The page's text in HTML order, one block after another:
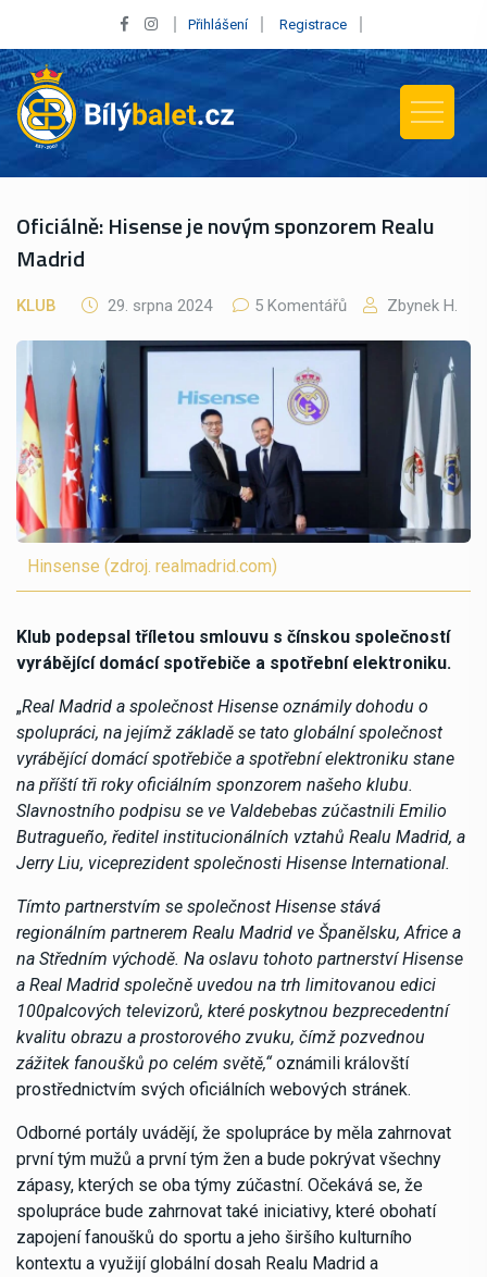
Přihlášení Registrace
Oficiálně: Hisense je novým sponzorem Realu
Madrid
KLUB 29. srpna 2024 5 Komentářů Zbynek H.
Hinsense (zdroj. realmadrid.com)
Klub podepsal tříletou smlouvu s čínskou společností
vyrábějící domácí spotřebiče a spotřební elektroniku.
„Real Madrid a společnost Hisense oznámily dohodu o
spolupráci, na jejímž základě se tato globální společnost
vyrábějící domácí spotřebiče a spotřební elektroniku stane
na příští tři roky oficiálním sponzorem našeho klubu.
Slavnostního podpisu se ve Valdebebas zúčastnili Emilio
Butragueño, ředitel institucionálních vztahů Realu Madrid, a
Jerry Liu, viceprezident společnosti Hisense International.
Tímto partnerstvím se společnost Hisense stává
regionálním partnerem Realu Madrid ve Španělsku, Africe a
na Středním východě. Na oslavu tohoto partnerství Hisense
a Real Madrid společně uvedou na trh limitovanou edici
100palcových televizorů, které poskytnou bezprecedentní
kvalitu obrazu a prostorového zvuku, čímž pozvednou
zážitek fanoušků po celém světě,“oznámili královští
prostřednictvím svých oficiálních webových stránek.
Odborné portály uvádějí, že spolupráce by měla zahrnovat
první tým mužů a první tým žen a bude pokrývat všechny
zápasy, kterých se oba týmy zúčastní. Očekává se, že
spolupráce bude zahrnovat také iniciativy, které obohatí
zapojení fanoušků do sportu a jeho širšího kulturního
kontextu a využijí globální dosah Realu Madrid a